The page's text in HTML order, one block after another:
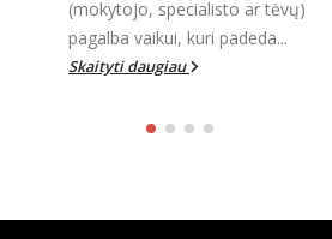
Didžiosios Britanijos disleksijos
ekspertų „Nessy“...
Skaityti daugiau